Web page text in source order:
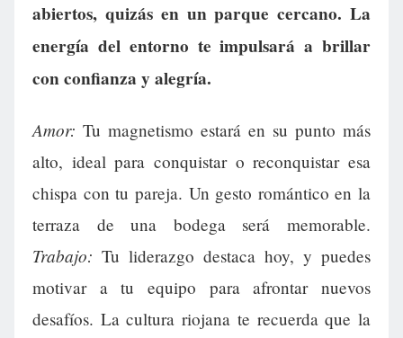
abiertos, quizás en un parque cercano. La
energía del entorno te impulsará a brillar
con confianza y alegría.
Amor: Tu magnetismo estará en su punto más
alto, ideal para conquistar o reconquistar esa
chispa con tu pareja. Un gesto romántico en la
terraza de una bodega será memorable.
Trabajo: Tu liderazgo destaca hoy, y puedes
motivar a tu equipo para afrontar nuevos
desafíos. La cultura riojana te recuerda que la